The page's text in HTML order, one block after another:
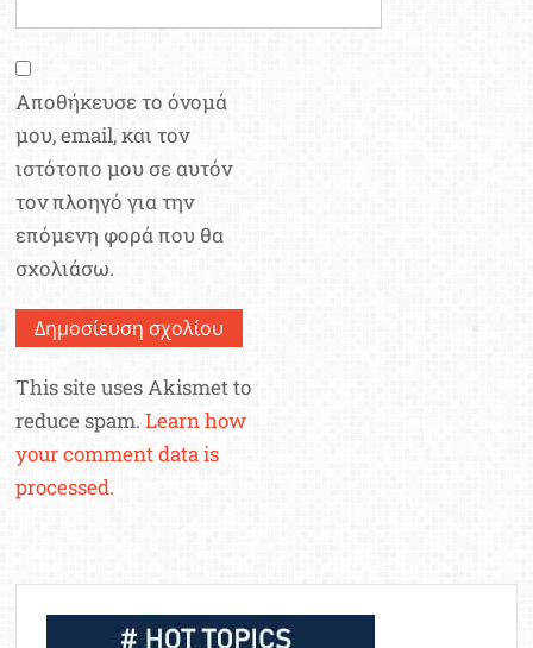
Αποθήκευσε το όνομά
μου, email, και τον
ιστότοπο μου σε αυτόν
τον πλοηγό για την
επόμενη φορά που θα
σχολιάσω.
This site uses Akismet to
reduce spam.Learn how
your comment data is
processed.